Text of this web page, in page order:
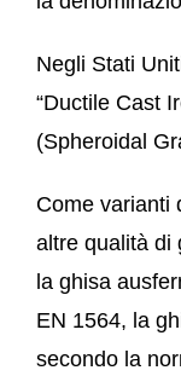
Negli Stati
“Ductile Cast
(Spheroidal
Come varianti
altre qualità di
la ghisa
EN 1564, la
secondo la